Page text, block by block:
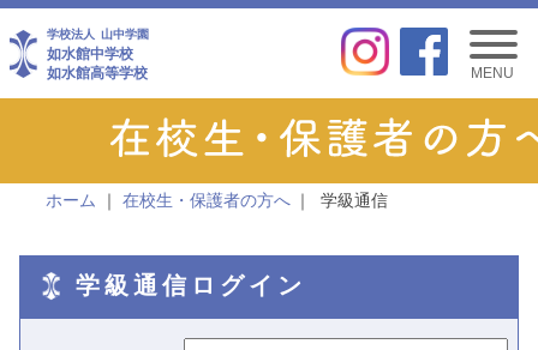
学校法人 山中学園
如水館中学校
如水館高等学校
MENU
ホーム 在校生・保護者の方へ 学級通信
学級通信ログイン